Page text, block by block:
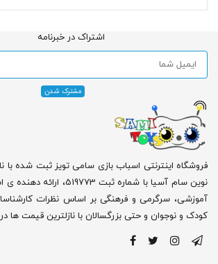
اشتراک در خبرنامه
فروشگاه اینترنتی اسباب بازی سامی تویز ثبت شده با
نوین سام آسیا با شماره ثبت
آموزشی، سرگرمی و فرهنگی بر اساس نظرات
کودک و نوجوان و حتی بزرگسالان با نازلترین قیمت ها